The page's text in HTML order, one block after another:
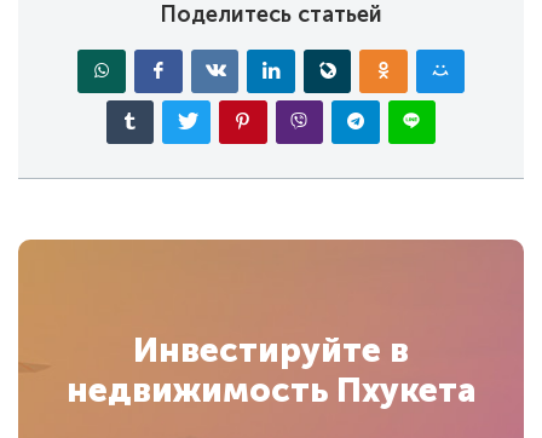
Поделитесь статьей
Инвестируйте в
недвижимость Пхукета